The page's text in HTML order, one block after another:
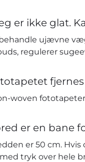
er ikke glat.
ujævne
regulerer
woven
er en bane
er 50 cm.
tryk over hele